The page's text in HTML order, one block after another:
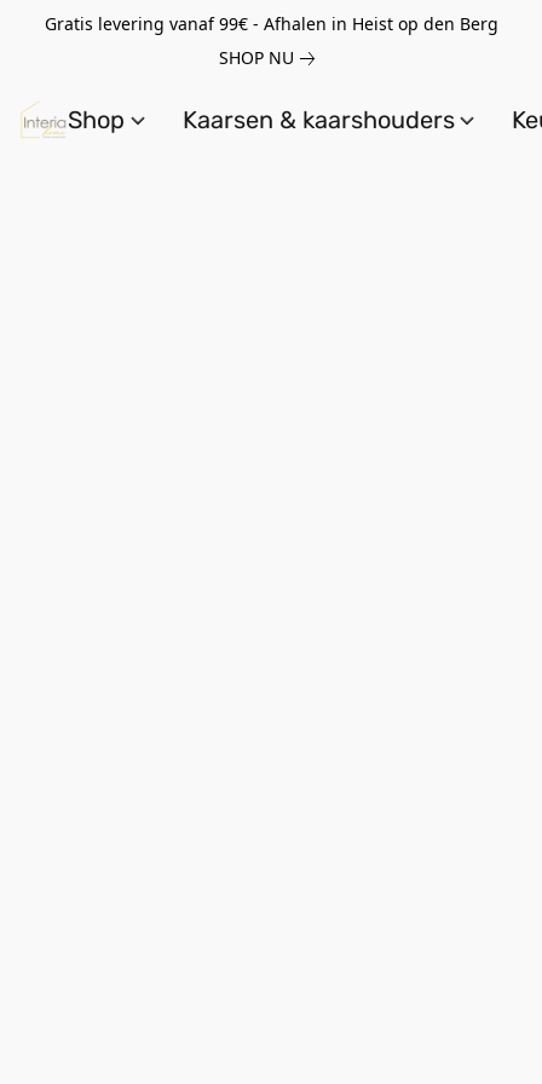
Gratis levering vanaf 99€ - Afhalen in Heist op den Berg
SHOP NU
Shop Kaarsen & kaarshouders